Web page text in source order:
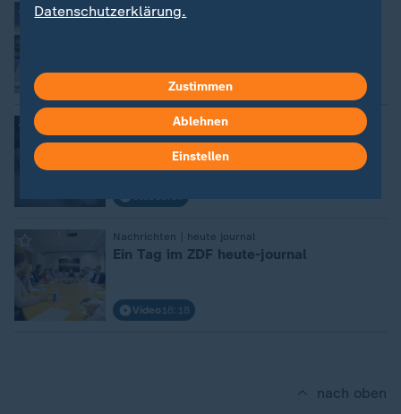
Übersicht
:
4:57
Blick hinter die Kulissen
: Faktencheck bei ZDFheute
von Matthias Wiesel
Nachrichten | heute journal
: Ein Tag im ZDF heute-journal
Video 18:18
nach oben
Datenschutzerklärung.
Zustimmen
Ablehnen
Einstellen